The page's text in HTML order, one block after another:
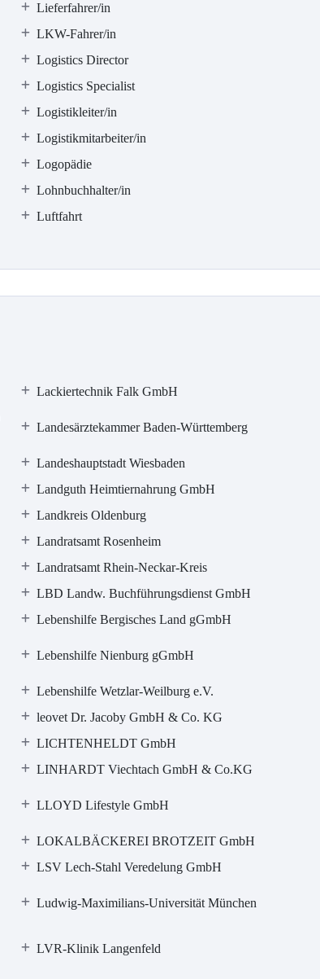
Lieferfahrer/in
LKW-Fahrer/in
Logistics Director
Logistics Specialist
Logistikleiter/in
Logistikmitarbeiter/in
Logopädie
Lohnbuchhalter/in
Luftfahrt
Lackiertechnik Falk GmbH
Landesärztekammer Baden-Württemberg
Landeshauptstadt Wiesbaden
Landguth Heimtiernahrung GmbH
Landkreis Oldenburg
Landratsamt Rosenheim
Landratsamt Rhein-Neckar-Kreis
LBD Landw. Buchführungsdienst GmbH
Lebenshilfe Bergisches Land gGmbH
Lebenshilfe Nienburg gGmbH
Lebenshilfe Wetzlar-Weilburg e.V.
leovet Dr. Jacoby GmbH & Co. KG
LICHTENHELDT GmbH
LINHARDT Viechtach GmbH & Co.KG
LLOYD Lifestyle GmbH
LOKALBÄCKEREI BROTZEIT GmbH
LSV Lech-Stahl Veredelung GmbH
Ludwig-Maximilians-Universität München
LVR-Klinik Langenfeld